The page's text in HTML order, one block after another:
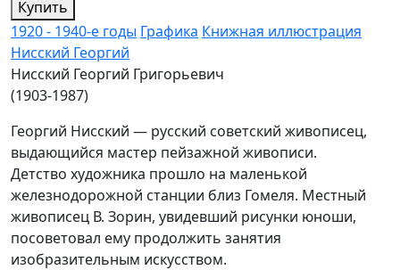
Купить
1920 - 1940-е годы Графика Книжная иллюстрация
Нисский Георгий
Нисский Георгий Григорьевич
(1903-1987)
Георгий Нисский — русский советский живописец,
выдающийся мастер пейзажной живописи.
Детство художника прошло на маленькой
железнодорожной станции близ Гомеля. Местный
живописец В. Зорин, увидевший рисунки юноши,
посоветовал ему продолжить занятия
изобразительным искусством.